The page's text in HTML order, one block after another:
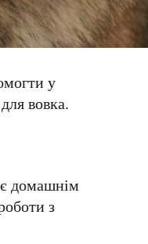
у
вовка.
домашнім
з